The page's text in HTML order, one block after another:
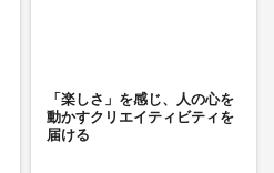
「楽しさ」を感じ、人の心を
動かすクリエイティビティを
届ける